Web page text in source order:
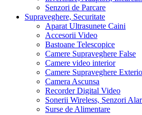
Senzori de Parcare
Supraveghere, Securitate
Aparat Ultrasunete Caini
Accesorii Video
Bastoane Telescopice
Camere Supraveghere False
Camere video interior
Camere Supraveghere
Camera Ascunsa
Recorder Digital Video
Sonerii Wireless, Senzori
Surse de Alimentare